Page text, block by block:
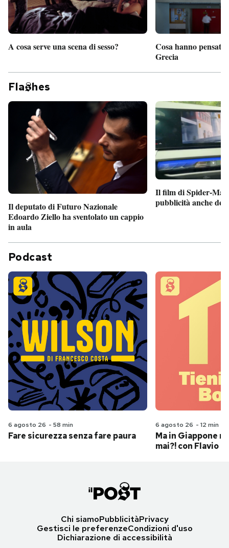
A cosa serve una scena di sesso?
Cosa hanno pensato
Grecia
Fla hes
Il deputato di Futuro Nazionale
Edoardo Ziello ha sventolato un cappio
in aula
Il film di Spider-Man
pubblicità anche
Podcast
6 agosto 26 - 58 min
Fare sicurezza senza fare paura
6 agosto 26 - 12 min
Ma in Giappone
mai?! con Flavio
Chi siamoPubblicitàPrivacy
Gestisci le preferenzeCondizioni d'uso
Dichiarazione di accessibilità